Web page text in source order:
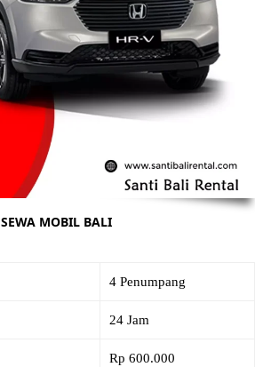
SEWA MOBIL BALI
4 Penumpang
24 Jam
Rp 600.000